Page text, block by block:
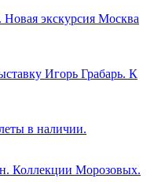
Новая экскурсия Москва
Игорь Грабарь. К
в наличии.
Коллекции Морозовых.